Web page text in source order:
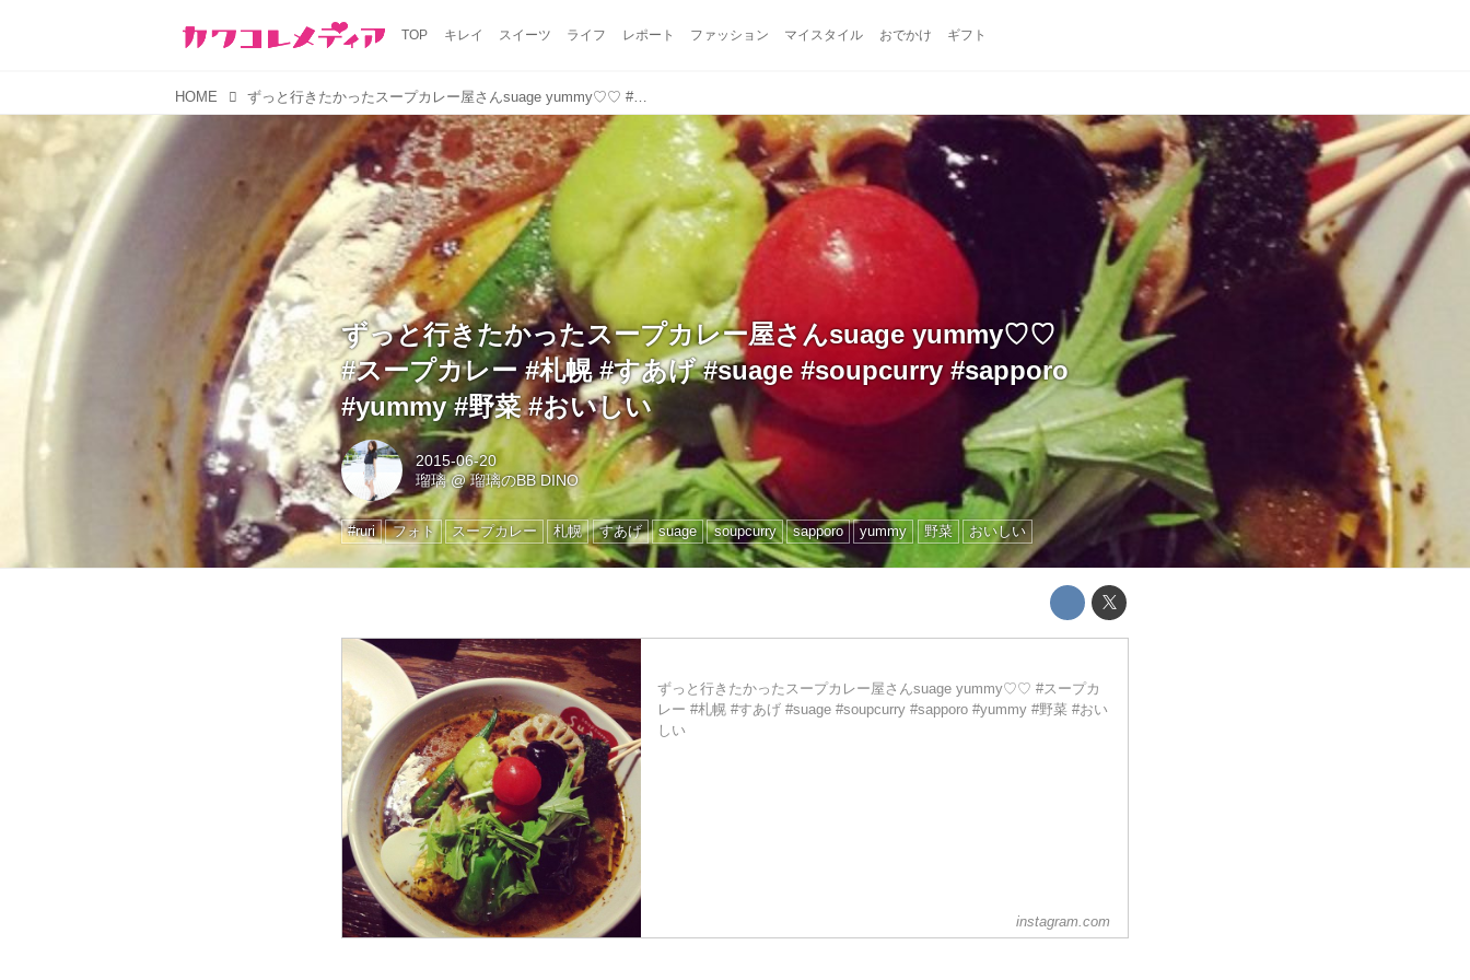
TOP キレイ スイーツ ライフ レポート ファッション マイスタイル おでかけ ギフト
HOME ずっと行きたかったスープカレー屋さんsuage yummy♡♡ #スープカレー #札幌 #すあげ #suage #soupcurry #sapporo #yummy #野菜 #おいしい
ずっと行きたかったスープカレー屋さんsuage yummy♡♡
#スープカレー #札幌 #すあげ #suage #soupcurry #sapporo
#yummy #野菜 #おいしい
2015-06-20
瑠璃@瑠璃のBB DINO
#ruri フォト スープカレー 札幌 すあげ suage soupcurry sapporo yummy 野菜 おいしい
ずっと行きたかったスープカレー屋さんsuage yummy♡♡ #スープカ
レー #札幌 #すあげ #suage #soupcurry #sapporo #yummy #野菜 #おい
しい
instagram.com